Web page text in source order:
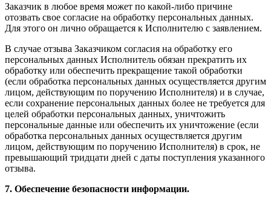
Заказчик в любое время может по какой-либо причине
отозвать свое согласие на обработку персональных данных.
Для этого он лично обращается к Исполнителю с заявлением.
В случае отзыва Заказчиком согласия на обработку его
персональных данных Исполнитель обязан прекратить их
обработку или обеспечить прекращение такой обработки
(если обработка персональных данных осуществляется другим
лицом, действующим по поручению Исполнителя) и в случае,
если сохранение персональных данных более не требуется для
целей обработки персональных данных, уничтожить
персональные данные или обеспечить их уничтожение (если
обработка персональных данных осуществляется другим
лицом, действующим по поручению Исполнителя) в срок, не
превышающий тридцати дней с даты поступления указанного
отзыва.
7. Обеспечение безопасности информации.